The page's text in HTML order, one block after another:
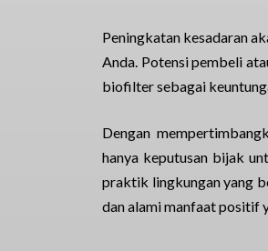
Peningkatan kesadaran
Anda. Potensi pembeli
biofilter sebagai
Dengan
hanya keputusan bijak
praktik lingkungan yang
dan alami manfaat positif